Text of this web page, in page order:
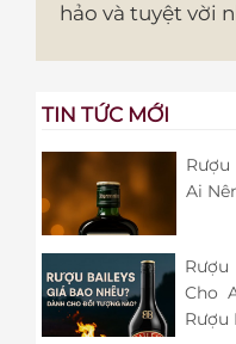
hảo và tuyệt vời
TIN TỨC MỚI
Ai
Rượu
Cho
Rượu